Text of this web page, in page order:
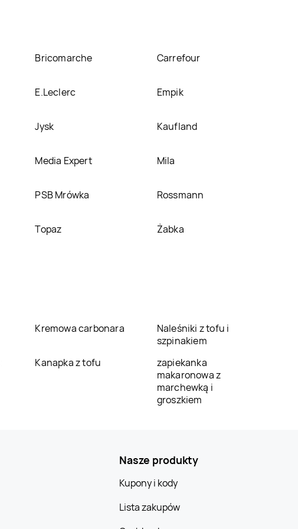
Bricomarche Carrefour
E.Leclerc Empik
Jysk Kaufland
Media Expert Mila
PSB Mrówka Rossmann
Topaz Żabka
Kremowa carbonara
Naleśniki z tofu i
szpinakiem
Kanapka z tofu
zapiekanka
makaronowa z
marchewką i
groszkiem
Nasze produkty
Kupony i kody
Lista zakupów